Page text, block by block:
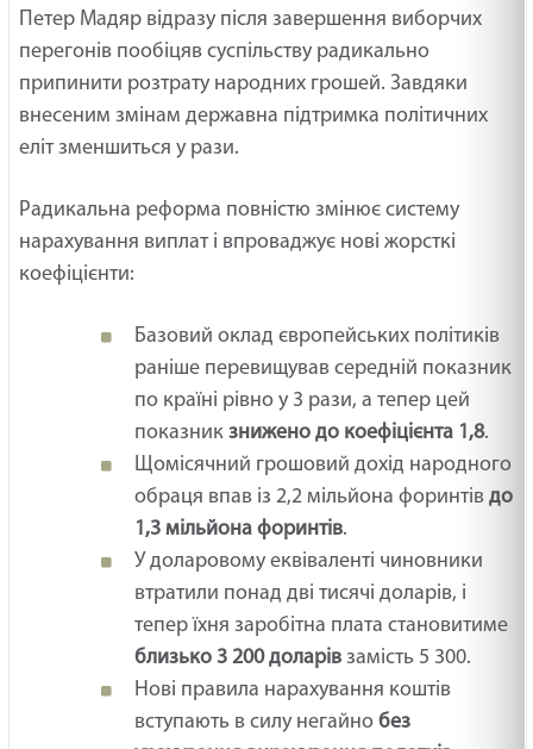
Петер Мадяр відразу після завершення виборчих
перегонів пообіцяв суспільству радикально
припинити розтрату народних грошей. Завдяки
внесеним змінам державна підтримка політичних
еліт зменшиться у рази.
Радикальна реформа повністю змінює систему
нарахування виплат і впроваджує нові жорсткі
коефіцієнти:
Базовий оклад європейських політиків
раніше перевищував середній показник
по країні рівно у 3 рази, а тепер цей
показникзнижено до коефіцієнта 1,8.
Щомісячний грошовий дохід народного
обраця впав із 2,2 мільйона форинтівдо
1,3 мільйона форинтів.
У доларовому еквіваленті чиновники
втратили понад дві тисячі доларів, і
тепер їхня заробітна плата становитиме
близько 3 200 доларів замість 5 300.
Нові правила нарахування коштів
вступають в силу негайнобез